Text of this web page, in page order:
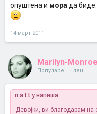
опуштена и мора да биде.
14 март 2011
Marilyn-Monroe
Популарен член
n.a.t.t.y напиша:
Девојки, ви благодарам